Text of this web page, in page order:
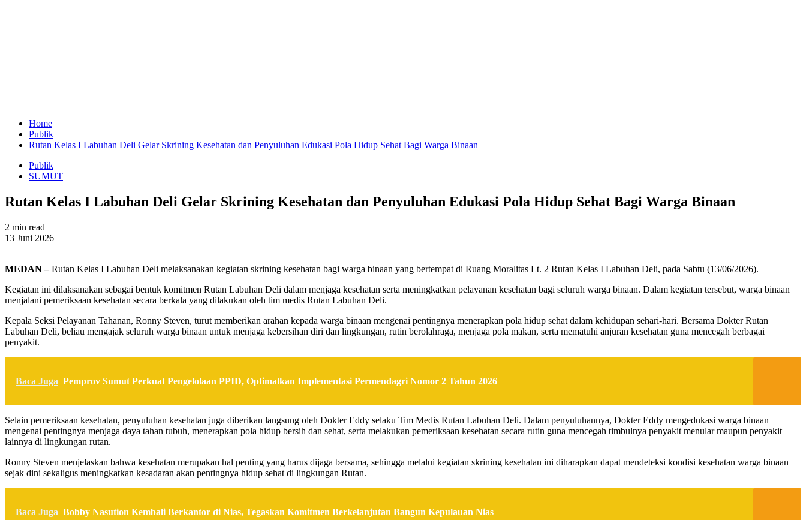
Home
Publik
Rutan Kelas I Labuhan Deli Gelar Skrining Kesehatan dan Penyuluhan Edukasi Pola Hidup Sehat Bagi Warga Binaan
Publik
SUMUT
Rutan Kelas I Labuhan Deli Gelar Skrining Kesehatan dan Penyuluhan Edukasi Pola Hidup Sehat Bagi Warga Binaan
2 min read
13 Juni 2026
MEDAN –Rutan Kelas I Labuhan Deli melaksanakan kegiatan skrining kesehatan bagi warga binaan yang bertempat di Ruang Moralitas Lt. 2 Rutan Kelas I Labuhan Deli, pada Sabtu (13/06/2026).
Kegiatan ini dilaksanakan sebagai bentuk komitmen Rutan Labuhan Deli dalam menjaga kesehatan serta meningkatkan pelayanan kesehatan bagi seluruh warga binaan. Dalam kegiatan tersebut, warga binaan
menjalani pemeriksaan kesehatan secara berkala yang dilakukan oleh tim medis Rutan Labuhan Deli.
Kepala Seksi Pelayanan Tahanan, Ronny Steven, turut memberikan arahan kepada warga binaan mengenai pentingnya menerapkan pola hidup sehat dalam kehidupan sehari-hari. Bersama Dokter Rutan
Labuhan Deli, beliau mengajak seluruh warga binaan untuk menjaga kebersihan diri dan lingkungan, rutin berolahraga, menjaga pola makan, serta mematuhi anjuran kesehatan guna mencegah berbagai
penyakit.
Baca Juga Pemprov Sumut Perkuat Pengelolaan PPID, Optimalkan Implementasi Permendagri Nomor 2 Tahun 2026
Selain pemeriksaan kesehatan, penyuluhan kesehatan juga diberikan langsung oleh Dokter Eddy selaku Tim Medis Rutan Labuhan Deli. Dalam penyuluhannya, Dokter Eddy mengedukasi warga binaan
mengenai pentingnya menjaga daya tahan tubuh, menerapkan pola hidup bersih dan sehat, serta melakukan pemeriksaan kesehatan secara rutin guna mencegah timbulnya penyakit menular maupun penyakit
lainnya di lingkungan rutan.
Ronny Steven menjelaskan bahwa kesehatan merupakan hal penting yang harus dijaga bersama, sehingga melalui kegiatan skrining kesehatan ini diharapkan dapat mendeteksi kondisi kesehatan warga binaan
sejak dini sekaligus meningkatkan kesadaran akan pentingnya hidup sehat di lingkungan Rutan.
Baca Juga Bobby Nasution Kembali Berkantor di Nias, Tegaskan Komitmen Berkelanjutan Bangun Kepulauan Nias